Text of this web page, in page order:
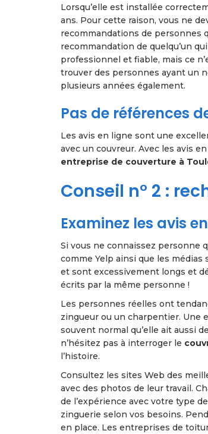
Lorsqu’elle est installée
ans. Pour cette raison, vous ne
recommandations de personnes
recommandation de quelqu’un
professionnel et fiable, mais ce
trouver des personnes ayant un
plusieurs années également.
Pas de références
Les avis en ligne sont une
avec un couvreur. Avec les avis
entreprise de couverture à
Conseil n° 2 :
Examinez les avis
Si vous ne connaissez personne
comme Yelp ainsi que les
et sont excessivement longs et
écrits par la même personne !
Les personnes réelles ont
zingueur ou un charpentier. Une
souvent normal qu’elle ait aussi
n’hésitez pas à interroger le
l’histoire.
Consultez les sites Web des
avec des photos de leur travail.
de l’expérience avec votre type
zinguerie selon vos besoins.
en place. Les entreprises de